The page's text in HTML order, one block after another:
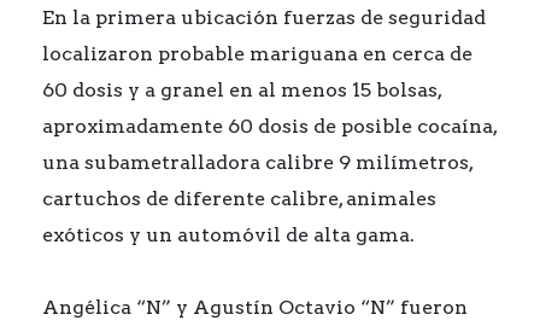
En la primera ubicación fuerzas de seguridad
localizaron probable mariguana en cerca de
60 dosis y a granel en al menos 15 bolsas,
aproximadamente 60 dosis de posible cocaína,
una subametralladora calibre 9 milímetros,
cartuchos de diferente calibre, animales
exóticos y un automóvil de alta gama.
Angélica “N” y Agustín Octavio “N” fueron